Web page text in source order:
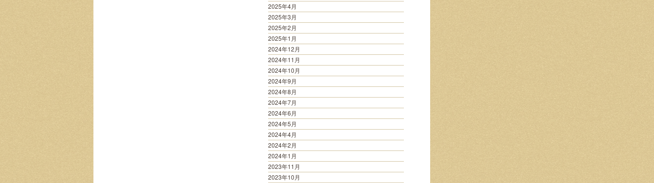
2025年4月
2025年3月
2025年2月
2025年1月
2024年12月
2024年11月
2024年10月
2024年9月
2024年8月
2024年7月
2024年6月
2024年5月
2024年4月
2024年2月
2024年1月
2023年11月
2023年10月